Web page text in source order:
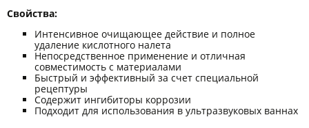
Свойства:
Интенсивное очищающее действие и полное
удаление кислотного налета
Непосредственное применение и отличная
совместимость с материалами
Быстрый и эффективный за счет специальной
рецептуры
Содержит ингибиторы коррозии
Подходит для использования в ультразвуковых ваннах